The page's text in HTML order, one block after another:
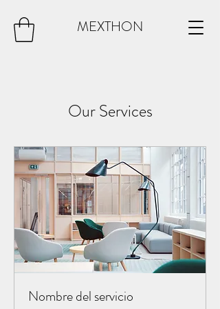
MEXTHON
Our Services
Nombre del servicio